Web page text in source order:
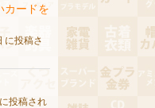
ードを
に投稿さ
投稿され